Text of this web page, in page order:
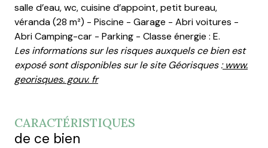
salle d’eau, wc, cuisine d’appoint, petit bureau,
véranda (28 m²) - Piscine - Garage - Abri voitures -
Abri Camping-car - Parking - Classe énergie : E.
Les informations sur les risques auxquels ce bien est
exposé sont disponibles sur le site Géorisques : www.
georisques. gouv. fr
CARACTÉRISTIQUES
de ce bien